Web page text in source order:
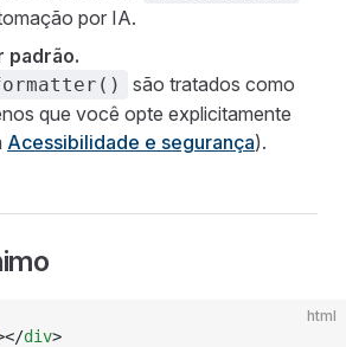
por IA.
padrão.
são tratados como
que você opte explicitamente
Acessibilidade e segurança).
html
div>